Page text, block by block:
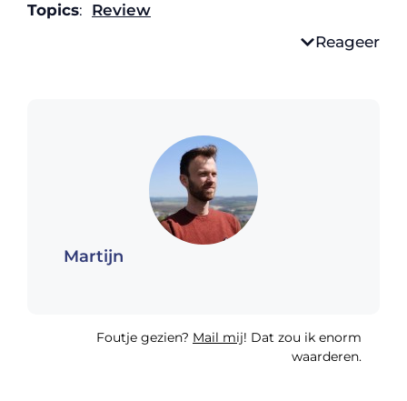
Topics: Review
Reageer
Martijn
Foutje gezien? Mail mij! Dat zou ik enorm
waarderen.